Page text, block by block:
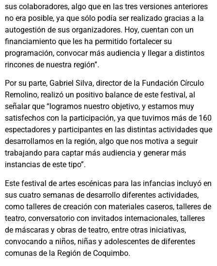
sus colaboradores, algo que en las tres versiones anteriores
no era posible, ya que sólo podía ser realizado gracias a la
autogestión de sus organizadores. Hoy, cuentan con un
financiamiento que les ha permitido fortalecer su
programación, convocar más audiencia y llegar a distintos
rincones de nuestra región”.
Por su parte, Gabriel Silva, director de la Fundación Círculo
Remolino, realizó un positivo balance de este festival, al
señalar que “logramos nuestro objetivo, y estamos muy
satisfechos con la participación, ya que tuvimos más de 160
espectadores y participantes en las distintas actividades que
desarrollamos en la región, algo que nos motiva a seguir
trabajando para captar más audiencia y generar más
instancias de este tipo”.
Este festival de artes escénicas para las infancias incluyó en
sus cuatro semanas de desarrollo diferentes actividades,
como talleres de creación con materiales caseros, talleres de
teatro, conversatorio con invitados internacionales, talleres
de máscaras y obras de teatro, entre otras iniciativas,
convocando a niños, niñas y adolescentes de diferentes
comunas de la Región de Coquimbo.